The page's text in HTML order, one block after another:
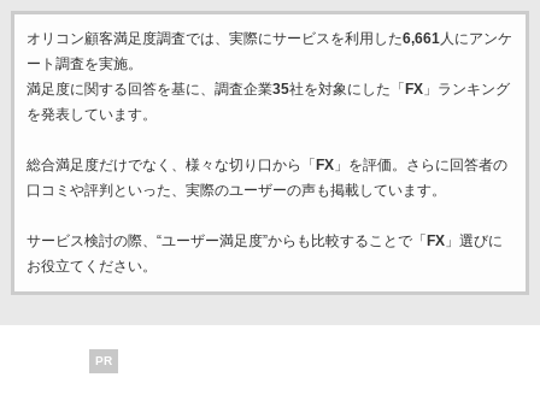
オリコン顧客満足度調査では、実際にサービスを利用した6,661人にアンケ
ート調査を実施。
満足度に関する回答を基に、調査企業35社を対象にした「 FX」ランキング
を発表しています。
総合満足度だけでなく、様々な切り口から「 FX」を評価。さらに回答者の
口コミや評判といった、実際のユーザーの声も掲載しています。
サービス検討の際、“ユーザー満足度”からも比較することで「 FX」選びに
お役立てください。
PR